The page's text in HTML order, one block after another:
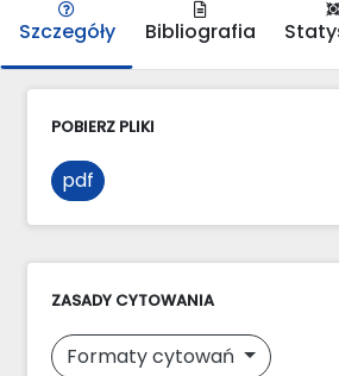
Szczegóły Bibliografia
POBIERZ PLIKI
pdf
ZASADY CYTOWANIA
Formaty cytowań